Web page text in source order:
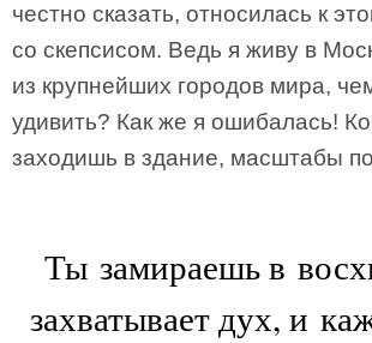
честно сказать, относилась к
со скепсисом. Ведь я живу в
из крупнейших городов мира,
удивить? Как же я ошибалась!
заходишь в здание, масштабы
Ты замираешь в
захватывает дух, и